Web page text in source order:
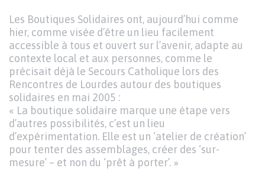
Les Boutiques Solidaires ont, aujourd’hui comme
hier, comme visée d’être un lieu facilement
accessible à tous et ouvert sur l’avenir, adapte au
contexte local et aux personnes, comme le
précisait déjà le Secours Catholique lors des
Rencontres de Lourdes autour des boutiques
solidaires en mai 2005 :
« La boutique solidaire marque une étape vers
d’autres possibilités, c’est un lieu
d’expérimentation. Elle est un ‘atelier de création’
pour tenter des assemblages, créer des ‘sur-
mesure’ – et non du ‘prêt à porter’. »